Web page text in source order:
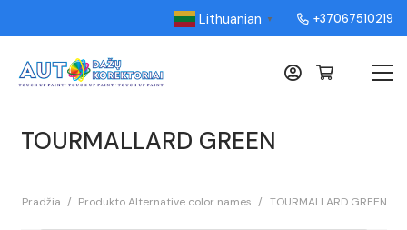
Lithuanian ▼ +37067510219
TOURMALLARD GREEN
Pradžia / Produkto Alternative color names / TOURMALLARD GREEN